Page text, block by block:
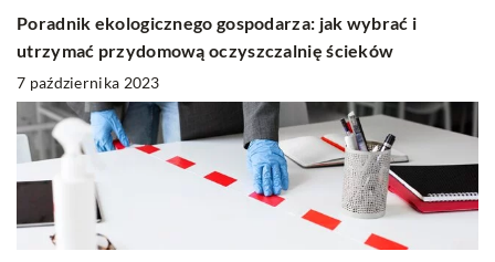
Poradnik ekologicznego gospodarza: jak wybrać i
utrzymać przydomową oczyszczalnię ścieków
7 października 2023